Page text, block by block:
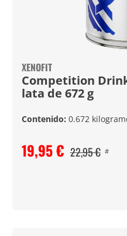
XENOFIT
Competition
lata de 672 g
Contenido: 0.672
19,95 € 22,95 € #